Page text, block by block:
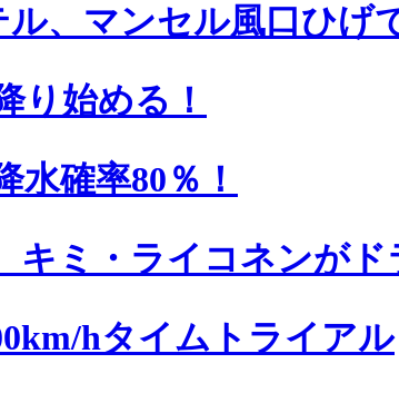
、マンセル風口ひげ
り始める！
水確率80％！
キミ・ライコネンが
hタイムトライアル